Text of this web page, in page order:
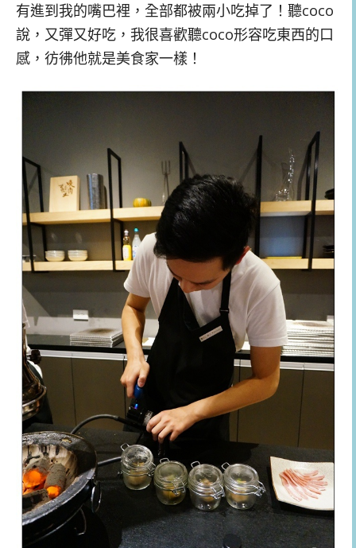
有進到我的嘴巴裡，全部都被兩小吃掉了！聽coco
說，又彈又好吃，我很喜歡聽coco形容吃東西的口
感，彷彿他就是美食家一樣！